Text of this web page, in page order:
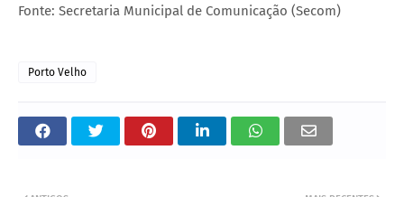
Fonte: Secretaria Municipal de Comunicação (Secom)
Porto Velho